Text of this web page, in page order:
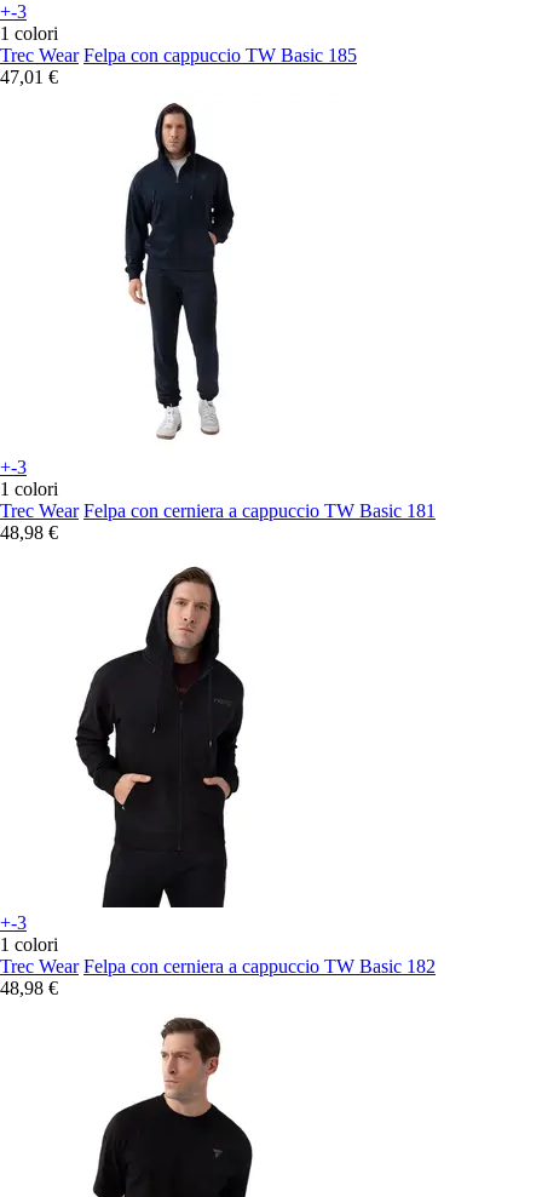
+-3
1 colori
Trec Wear Felpa con cappuccio TW Basic 185
47,01 €
+-3
1 colori
Trec Wear Felpa con cerniera a cappuccio TW Basic 181
48,98 €
+-3
1 colori
Trec Wear Felpa con cerniera a cappuccio TW Basic 182
48,98 €